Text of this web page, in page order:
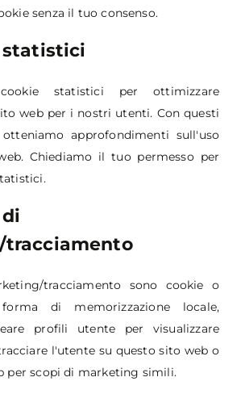
senza il tuo consenso.
statistici
statistici per ottimizzare
web per i nostri utenti. Con questi
approfondimenti sull'uso
Chiediamo il tuo permesso per
tracciamento sono cookie o
di memorizzazione locale,
profili utente per visualizzare
l'utente su questo sito web o
per scopi di marketing simili.